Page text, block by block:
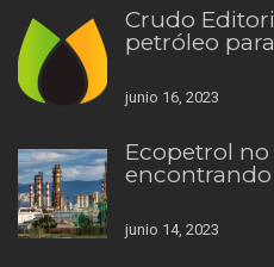
Crudo
petróleo
junio 16, 2023
Ecopetrol
junio 14, 2023